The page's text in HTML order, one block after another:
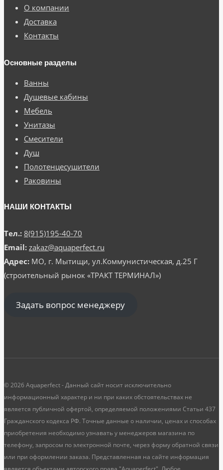
О компании
Доставка
Контакты
Основные разделы
Ванны
Душевые кабины
Мебель
Унитазы
Смесители
Душ
Полотенцесушители
Раковины
НАШИ КОНТАКТЫ
Тел.: 8(915)195-40-70
Email: zakaz@aquaperfect.ru
Адрес: МО, г. Мытищи, ул.Коммунистическая, д.25 Г
(строительный рынок «ТРАКТ ТЕРМИНАЛ»)
Задать вопрос менеджеру
© 2026 Aquaperfect - Данный сайт носит исключительно
информационный характер и ни при каких обстоятельствах не
является публичной офертой, определяемой положениями Статьи 437
Гражданского кодекса РФ. Точные данные о наличии, ценах и способах
приобретения необходимо узнавать у менеджеров магазина по
телефону, запросом по электронной почте, через форму обратной связи
или при оформлении заказа. Представленная на сайте информация